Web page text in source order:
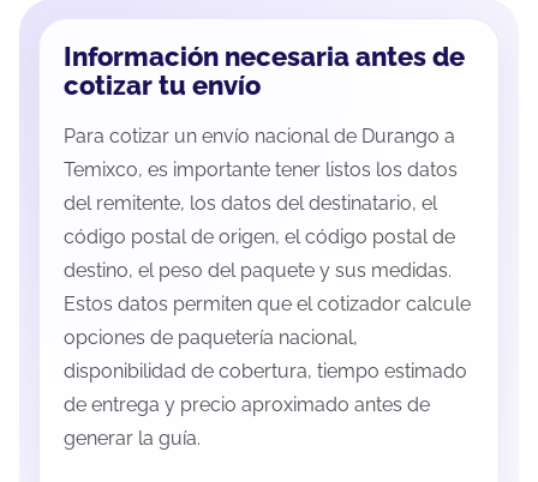
Información necesaria antes de
cotizar tu envío
Para cotizar un envío nacional de Durango a
Temixco, es importante tener listos los datos
del remitente, los datos del destinatario, el
código postal de origen, el código postal de
destino, el peso del paquete y sus medidas.
Estos datos permiten que el cotizador calcule
opciones de paquetería nacional,
disponibilidad de cobertura, tiempo estimado
de entrega y precio aproximado antes de
generar la guía.